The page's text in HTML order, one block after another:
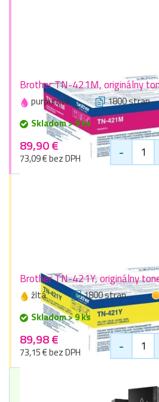
Brother TN-421M, originálny
purpurová 1800 stran
Skladom > 9 ks
89,90 €
73,09 € bez DPH -
Brother TN-421Y, originálny
žltá 1800 stran
Skladom > 9 ks
89,98 €
73,15 € bez DPH -